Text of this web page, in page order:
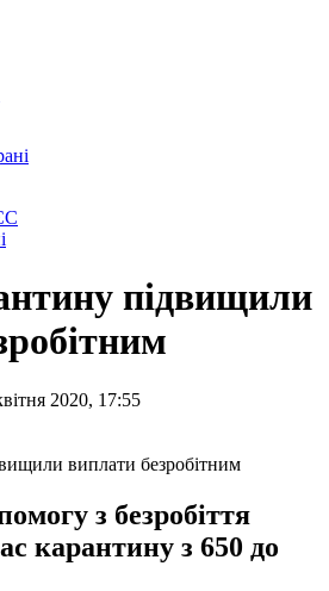
підвищили
2020, 17:55
з безробіття
карантину з 650 до